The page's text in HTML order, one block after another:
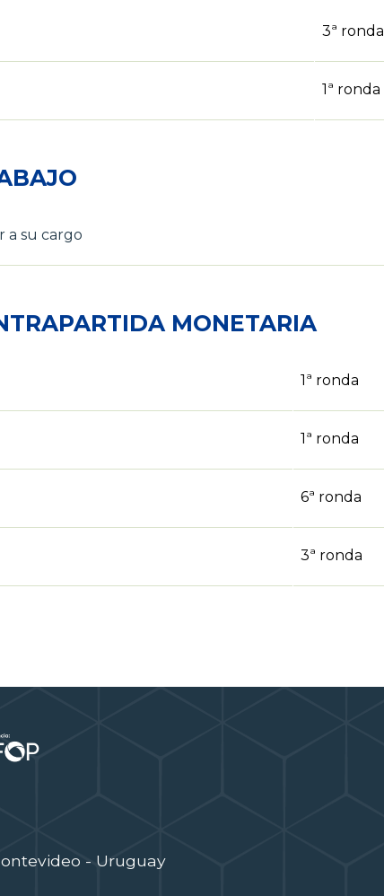
3ª ronda
1ª ronda
a su cargo
MONETARIA
1ª ronda
1ª ronda
6ª ronda
3ª ronda
- Uruguay